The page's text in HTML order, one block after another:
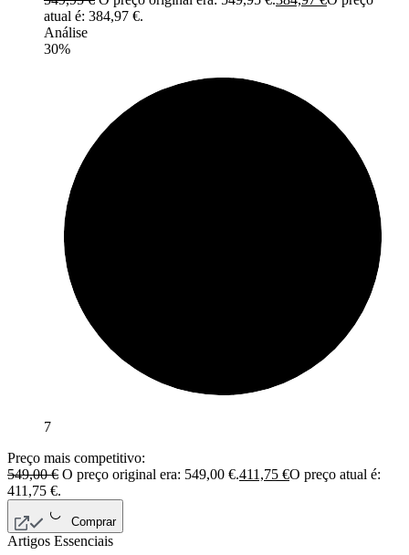
atual é: 384,97 €.
Análise
30%
7
Preço mais competitivo:
549,00€ O preço original era: 549,00 €.411,75 €O preço atual é:
411,75 €.
Comprar
Artigos Essenciais